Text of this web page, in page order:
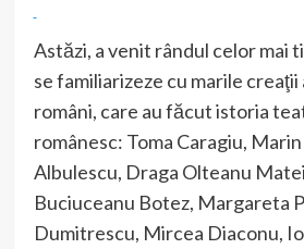
Astăzi, a venit rândul celor mai
se familiarizeze cu marile
români, care au făcut istoria
românesc: Toma Caragiu,
Albulescu, Draga Olteanu
Buciuceanu Botez, Margareta
Dumitrescu, Mircea Diaconu,